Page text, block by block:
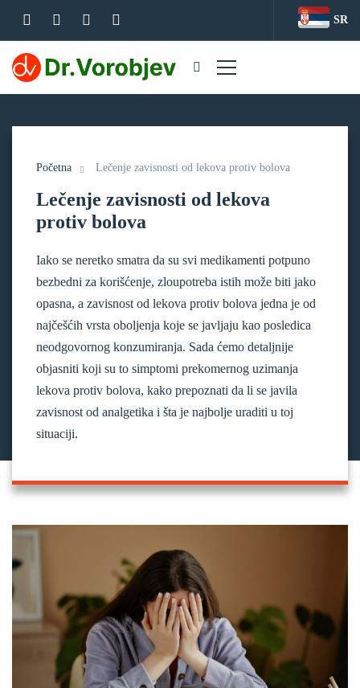
SR
Početna Lečenje zavisnosti od lekova protiv bolova
Lečenje zavisnosti od lekova
protiv bolova
Iako se neretko smatra da su svi medikamenti potpuno
bezbedni za korišćenje, zloupotreba istih može biti jako
opasna, a zavisnost od lekova protiv bolova jedna je od
najčešćih vrsta oboljenja koje se javljaju kao posledica
neodgovornog konzumiranja. Sada ćemo detaljnije
objasniti koji su to simptomi prekomernog uzimanja
lekova protiv bolova, kako prepoznati da li se javila
zavisnost od analgetika i šta je najbolje uraditi u toj
situaciji.